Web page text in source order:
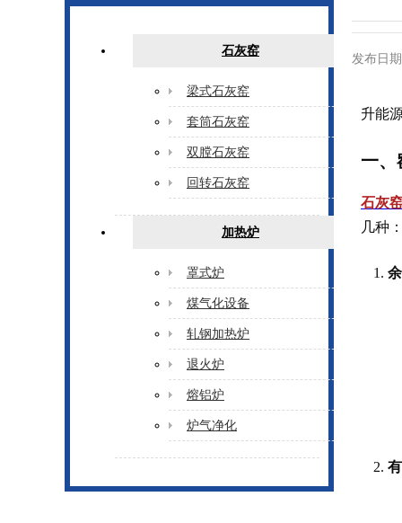
石灰窑
梁式石灰窑
套筒石灰窑
双膛石灰窑
回转石灰窑
加热炉
罩式炉
煤气化设备
轧钢加热炉
退火炉
熔铝炉
炉气净化
发布日期
升能
一、
石灰
几种：